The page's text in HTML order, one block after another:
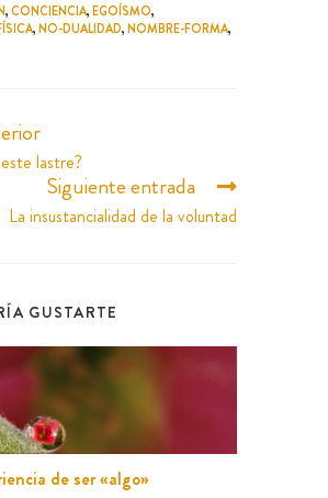
, CONCIENCIA, EGOÍSMO,
, NO-DUALIDAD, NOMBRE-FORMA,
lastre?
Siguiente entrada
La insustancialidad de la voluntad
GUSTARTE
de ser «algo»